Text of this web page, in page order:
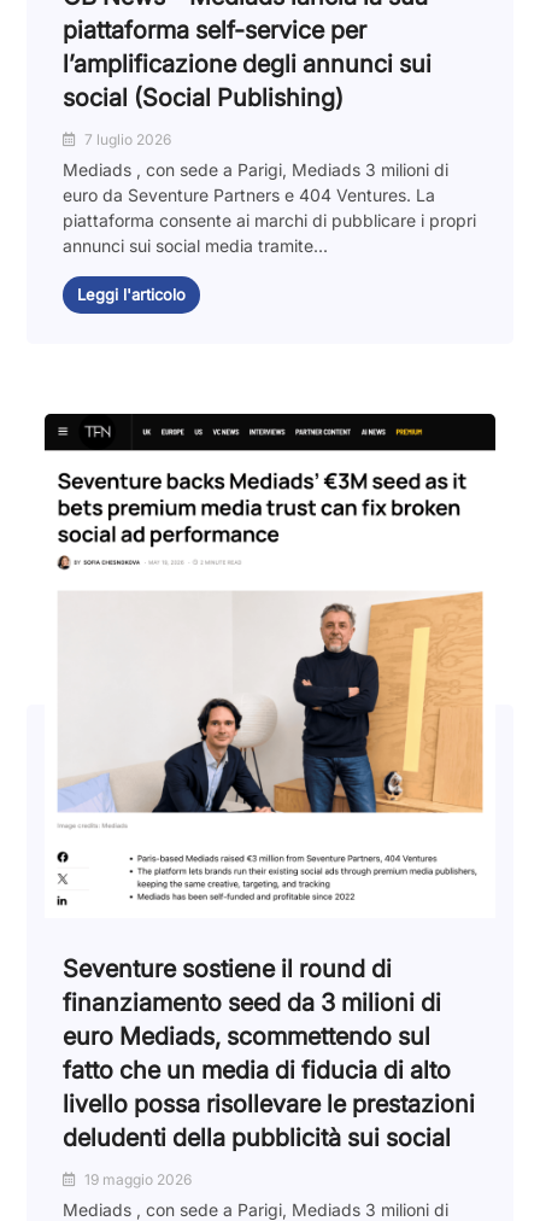
piattaforma self-service per
l’amplificazione degli annunci sui
social (Social Publishing)
7 luglio 2026
Mediads , con sede a Parigi, Mediads 3 milioni di
euro da Seventure Partners e 404 Ventures. La
piattaforma consente ai marchi di pubblicare i propri
annunci sui social media tramite...
Leggi l'articolo
Seventure sostiene il round di
finanziamento seed da 3 milioni di
euro Mediads, scommettendo sul
fatto che un media di fiducia di alto
livello possa risollevare le prestazioni
deludenti della pubblicità sui social
19 maggio 2026
Mediads , con sede a Parigi, Mediads 3 milioni di